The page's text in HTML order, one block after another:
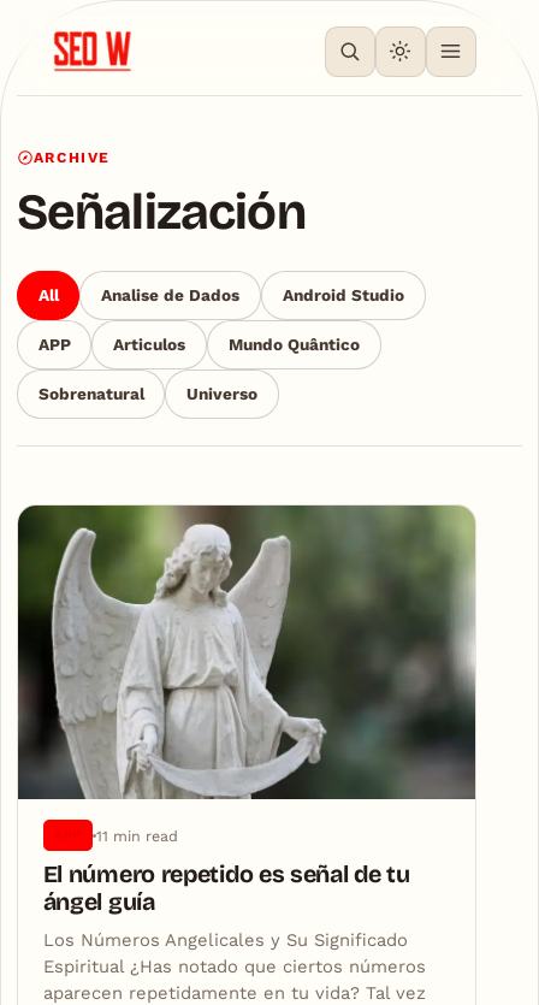
ARCHIVE
Señalización
All Analise de Dados Android Studio
APP Articulos Mundo Quântico
Sobrenatural Universo
Articles
11 min read
El número repetido es señal de tu
ángel guía
Los Números Angelicales y Su Significado
Espiritual ¿Has notado que ciertos números
aparecen repetidamente en tu vida? Tal vez